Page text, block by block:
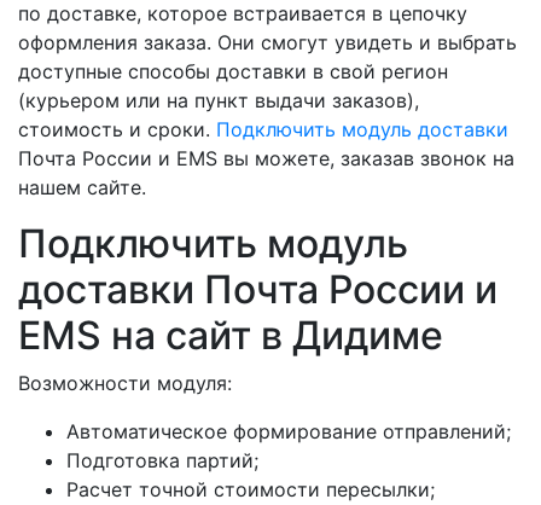
по доставке, которое встраивается в цепочку
оформления заказа. Они смогут увидеть и выбрать
доступные способы доставки в свой регион
(курьером или на пункт выдачи заказов),
стоимость и сроки. Подключить модуль доставки
Почта России и EMS вы можете, заказав звонок на
нашем сайте.
Подключить модуль
доставки Почта России и
EMS на сайт в Дидиме
Возможности модуля:
Автоматическое формирование отправлений;
Подготовка партий;
Расчет точной стоимости пересылки;